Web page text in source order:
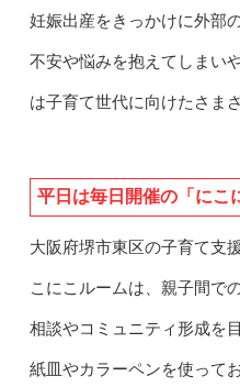
妊娠出産をきっかけに外部
不安や悩みを抱えてしまい
は子育て世代に向けたさま
平日は毎日開催の「にこ
大阪府堺市東区の子育て支
こにこルームは、親子間で
相談やコミュニティ形成を
紙皿やカラーペンを使って